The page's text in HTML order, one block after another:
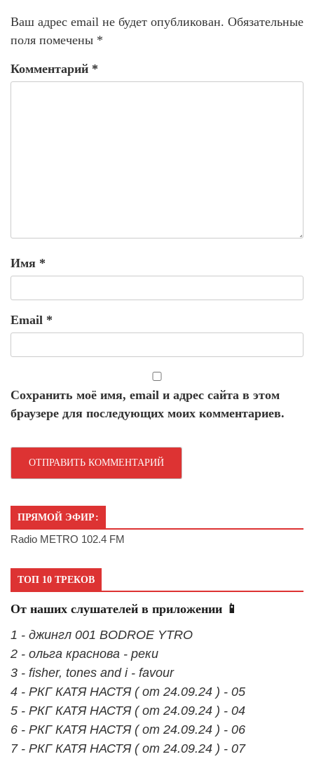
Ваш адрес email не будет опубликован. Обязательные
поля помечены *
Комментарий *
Имя *
Email *
Сохранить моё имя, email и адрес сайта в этом
браузере для последующих моих комментариев.
ПРЯМОЙ ЭФИР:
Radio METRO 102.4 FM
ТОП 10 ТРЕКОВ
От наших слушателей в приложении 📱
1 - джингл 001 BODROE YTRO
2 - ольга краснова - реки
3 - fisher, tones and i - favour
4 - РКГ КАТЯ НАСТЯ ( от 24.09.24 ) - 05
5 - РКГ КАТЯ НАСТЯ ( от 24.09.24 ) - 04
6 - РКГ КАТЯ НАСТЯ ( от 24.09.24 ) - 06
7 - РКГ КАТЯ НАСТЯ ( от 24.09.24 ) - 07